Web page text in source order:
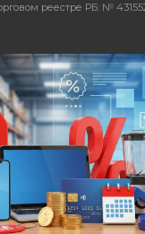
реестре РБ: № 431552